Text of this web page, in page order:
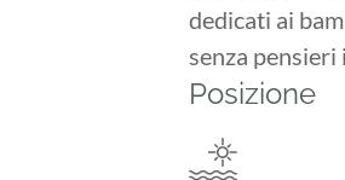
dedicati ai
senza
Posizione